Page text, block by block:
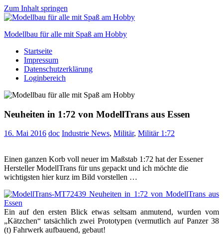
Zum Inhalt springen
Modellbau für alle mit Spaß am Hobby
Scale
modelling
to
Startseite
Impressum
Datenschutzerklärung
Loginbereich
Neuheiten in 1:72 von ModellTrans aus Essen
16. Mai 2016 doc Industrie News, Militär, Militär 1:72
Einen ganzen Korb voll neuer im Maßstab 1:72 hat der Essener
Hersteller ModellTrans für uns gepackt und ich möchte die
wichtigsten hier kurz im Bild vorstellen …
Ein auf den ersten Blick etwas seltsam anmutend, wurden vom
„Kätzchen“ tatsächlich zwei Prototypen (vermutlich auf Panzer 38
(t) Fahrwerk aufbauend, gebaut!